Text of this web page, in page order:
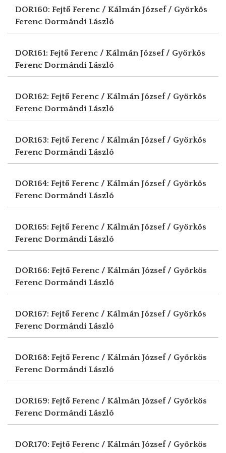
DOR160: Fejtő Ferenc / Kálmán József / Györkös
Ferenc Dormándi László
DOR161: Fejtő Ferenc / Kálmán József / Györkös
Ferenc Dormándi László
DOR162: Fejtő Ferenc / Kálmán József / Györkös
Ferenc Dormándi László
DOR163: Fejtő Ferenc / Kálmán József / Györkös
Ferenc Dormándi László
DOR164: Fejtő Ferenc / Kálmán József / Györkös
Ferenc Dormándi László
DOR165: Fejtő Ferenc / Kálmán József / Györkös
Ferenc Dormándi László
DOR166: Fejtő Ferenc / Kálmán József / Györkös
Ferenc Dormándi László
DOR167: Fejtő Ferenc / Kálmán József / Györkös
Ferenc Dormándi László
DOR168: Fejtő Ferenc / Kálmán József / Györkös
Ferenc Dormándi László
DOR169: Fejtő Ferenc / Kálmán József / Györkös
Ferenc Dormándi László
DOR170: Fejtő Ferenc / Kálmán József / Györkös